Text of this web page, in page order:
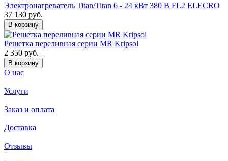
Электронагреватель Titan/Titan 6 - 24 кВт 380 В FL2 ELECRO
37 130 руб.
В корзину
Решетка переливная серии MR Kripsol
2 350 руб.
В корзину
О нас
|
Услуги
|
Заказ и оплата
|
Доставка
|
Отзывы
|